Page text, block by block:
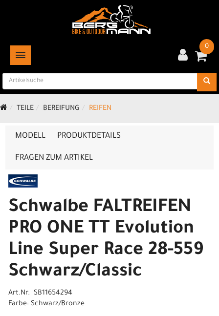
TOGGLE NAVIGATION
0
TEILE BEREIFUNG REIFEN
MODELL PRODUKTDETAILS
FRAGEN ZUM ARTIKEL
Schwalbe FALTREIFEN
PRO ONE TT Evolution
Line Super Race 28-559
Schwarz/Classic
Art.Nr. SB11654294
Farbe: Schwarz/Bronze